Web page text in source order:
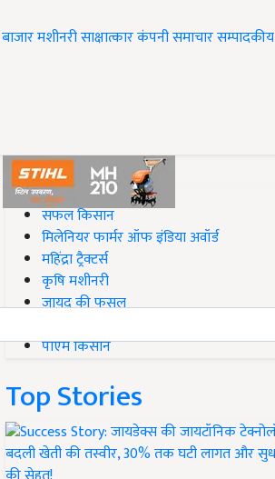
बाजारमशीनरीसाक्षात्कारकंपनी समाचारसम्पादकीय
#Top on Krishi Jagran
सफल किसान
मिलेनियर फार्मर ऑफ इंडिया अवॉर्ड
महिंद्रा ट्रैक्टर्स
कृषि मशीनरी
जायद की फसल
पीएम किसान
Top Stories